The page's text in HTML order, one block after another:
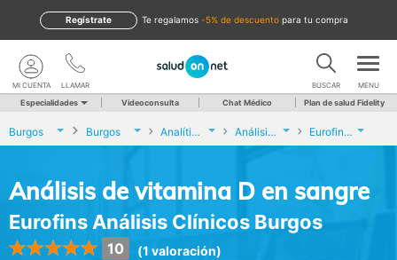
te regalamos -5% de descuento para tu compra
Regístrate
LLAMAR
MI CUENTA BUSCAR MENU
Especialidades Videoconsulta Chat Médico Plan de salud Fidelity
Burgos Burgos Analíticas y Genética Análisis de vitamina D en sangre Eurofins Análisis Clínicos Burgos
Análisis de vitamina D en sangre
Eurofins Análisis Clínicos Burgos
10 (1 valoración)